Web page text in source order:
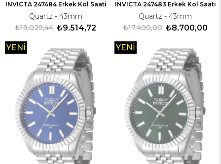
INVICTA 247484 Erkek Kol Saati
Quartz - 43mm
₺9.514,72
₺19.029,44
INVICTA 247483 Erkek Kol Saati
Quartz - 43mm
₺8.700,00
₺17.400,00
YENI
YENI